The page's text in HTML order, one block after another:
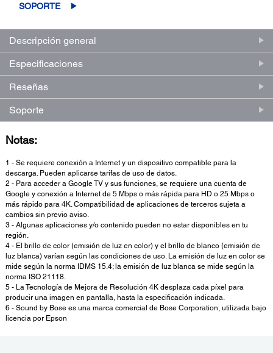
SOPORTE
Descripción general
Especificaciones
Reseñas
Soporte
Notas:
1 - Se requiere conexión a Internet y un dispositivo compatible para la
descarga. Pueden aplicarse tarifas de uso de datos.
2 - Para acceder a Google TV y sus funciones, se requiere una cuenta de
Google y conexión a Internet de 5 Mbps o más rápida para HD o 25 Mbps o
más rápido para 4K. Compatibilidad de aplicaciones de terceros sujeta a
cambios sin previo aviso.
3 - Algunas aplicaciones y/o contenido pueden no estar disponibles en tu
región.
4 - El brillo de color (emisión de luz en color) y el brillo de blanco (emisión de
luz blanca) varían según las condiciones de uso. La emisión de luz en color se
mide según la norma IDMS 15.4; la emisión de luz blanca se mide según la
norma ISO 21118.
5 - La Tecnología de Mejora de Resolución 4K desplaza cada píxel para
producir una imagen en pantalla, hasta la especificación indicada.
6 - Sound by Bose es una marca comercial de Bose Corporation, utilizada bajo
licencia por Epson